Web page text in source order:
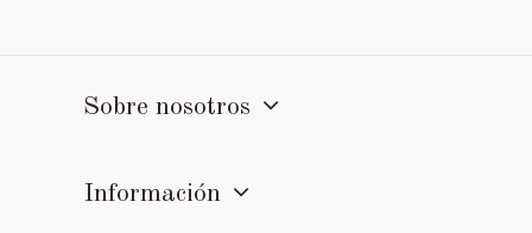
Sobre nosotros
Información